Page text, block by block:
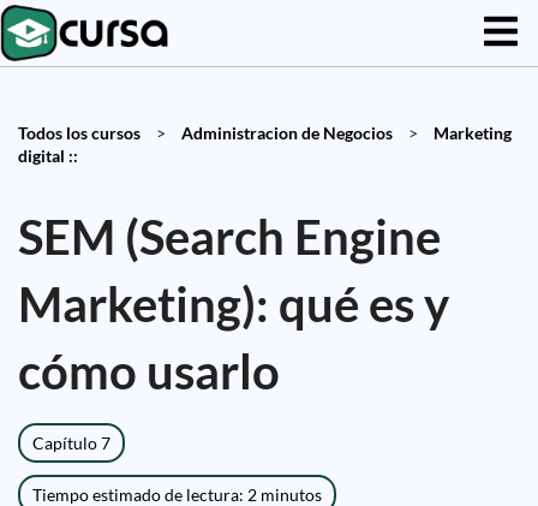
Todos los cursos > Administracion de Negocios >
Marketing
digital ::
SEM (Search Engine
Marketing): qué es y
cómo usarlo
Capítulo 7
Tiempo estimado de lectura: 2 minutos